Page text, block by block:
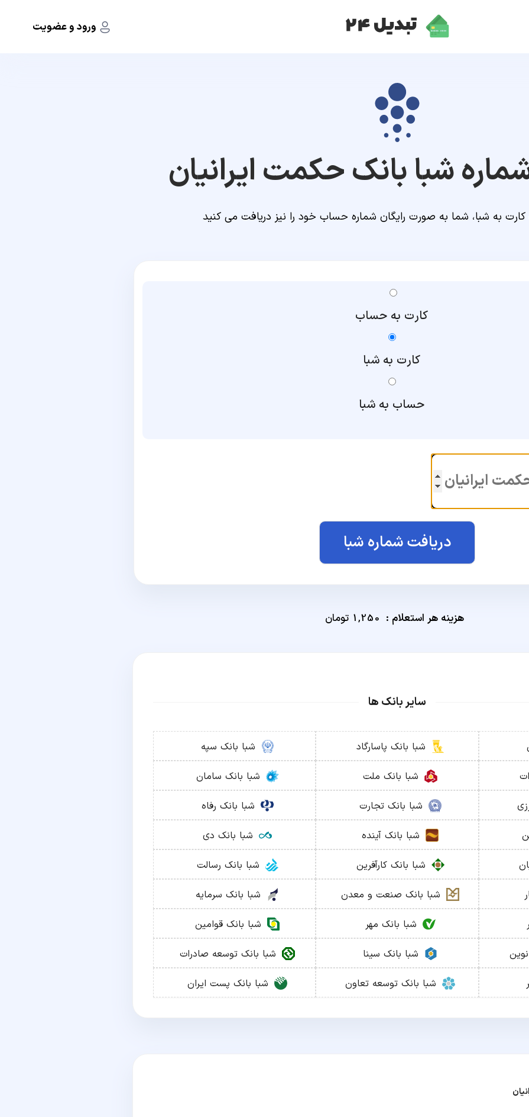
ورود و عضویت
شبا بانک حکمت ایرانیان
کارت به شبا، شما به صورت رایگان شماره حساب خود را نیز دریافت می کنید
کارت به حساب
کارت به شبا
حساب به شبا
دریافت شماره شبا
هزینه هر استعلام : 1,250 تومان
سایر بانک ها
شبا بانک پاسارگاد شبا بانک سپه
شبا بانک ملت شبا بانک سامان
شبا بانک تجارت شبا بانک رفاه
شبا بانک آینده شبا بانک دی
شبا بانک کارآفرین شبا بانک رسالت
شبا بانک صنعت و معدن شبا بانک سرمایه
شبا بانک مهر شبا بانک قوامین
شبا بانک سینا شبا بانک توسعه صادرات
شبا بانک توسعه تعاون شبا بانک پست ایران